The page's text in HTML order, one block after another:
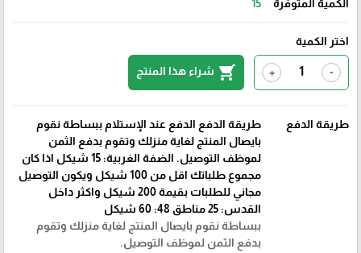
الكمية المتوفرة 15
اختر الكمية
-
+
shopping_cart شراء هذا المنتج
طريقة الدفع
طريقة الدفع الدفع عند الإستلام ببساطة نقوم
بايصال المنتج لغاية منزلك وتقوم بدفع الثمن
لموظف التوصيل. الضفة الغربية: 15 شيكل اذا كان
مجموع طلباتك اقل من 100 شيكل ويكون التوصيل
مجاني للطلبات بقيمة 200 شيكل واكثر داخل
القدس: 25 مناطق 48: 60 شيكل
ببساطة نقوم بايصال المنتج لغاية منزلك وتقوم
بدفع الثمن لموظف التوصيل.